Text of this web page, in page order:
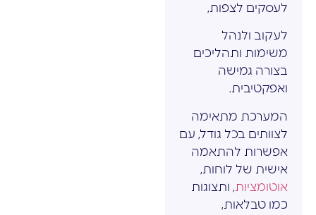
לעסקים לצפות,
לעקוב ולנהל
משימות ותהליכים
בצורה גמישה
ואפקטיבית.
המערכת מתאימה
לצוותים בכל גודל, עם
אפשרות להתאמה
אישית של לוחות,
אוטומציות , ותצוגות
כמו טבלאות,